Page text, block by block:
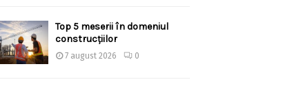
Top 5 meserii în domeniul
construcțiilor
7 august 2026 0